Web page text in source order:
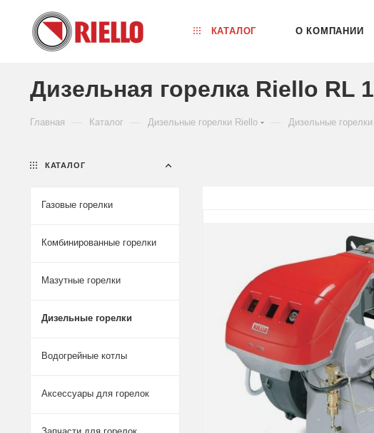
КАТАЛОГ О КОМПАНИИ
Дизельная горелка Riello RL
Главная Каталог Дизельные горелки Riello Дизельные
КАТАЛОГ
Газовые горелки
Комбинированные горелки
Мазутные горелки
Дизельные горелки
Водогрейные котлы
Аксессуары для горелок